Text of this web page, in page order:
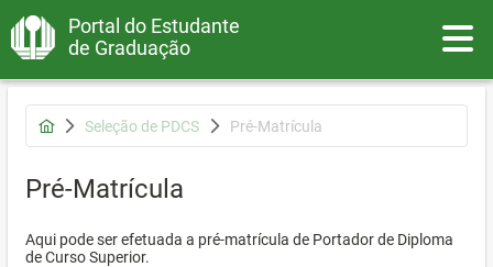
Portal do Estudante
de Graduação
Seleção de PDCS Pré-Matrícula
Pré-Matrícula
Aqui pode ser efetuada a pré-matrícula de Portador de Diploma
de Curso Superior.